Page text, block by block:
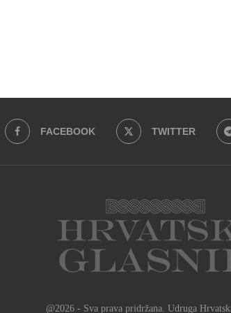
FACEBOOK TWITTER
@2026 - Sva prava pridržana. Udruga